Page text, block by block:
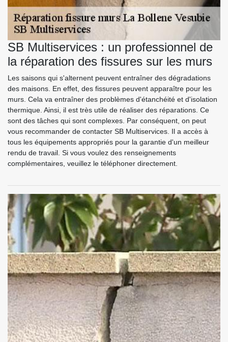
SB Multiservices : un professionnel de
la réparation des fissures sur les murs
Les saisons qui s'alternent peuvent entraîner des dégradations
des maisons. En effet, des fissures peuvent apparaître pour les
murs. Cela va entraîner des problèmes d'étanchéité et d'isolation
thermique. Ainsi, il est très utile de réaliser des réparations. Ce
sont des tâches qui sont complexes. Par conséquent, on peut
vous recommander de contacter SB Multiservices. Il a accès à
tous les équipements appropriés pour la garantie d'un meilleur
rendu de travail. Si vous voulez des renseignements
complémentaires, veuillez le téléphoner directement.